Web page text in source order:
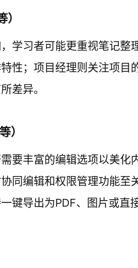
学习者可能更重视笔记整
性；项目经理则关注项目
差异。
）
要丰富的编辑选项以美化
同编辑和权限管理功能至
键导出为PDF、图片或直